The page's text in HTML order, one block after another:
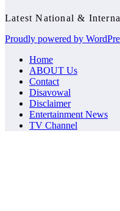
Latest National &
Proudly powered by
Home
ABOUT Us
Contact
Disavowal
Disclaimer
Entertainment News
TV Channel